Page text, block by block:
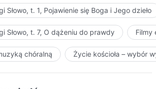
Słowo, t. 1, Pojawienie się Boga i Jego dzieło
Słowo, t. 7, O dążeniu do prawdy Filmy
chóralną Życie kościoła – wybór